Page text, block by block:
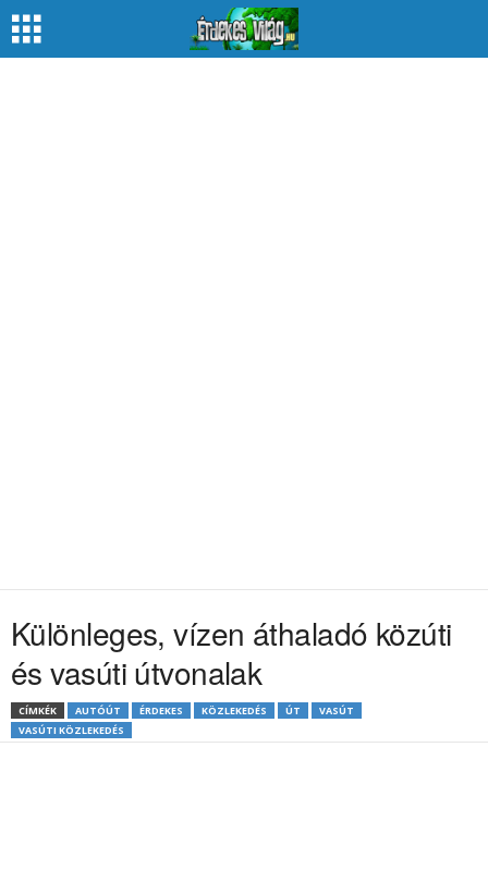
Különleges, vízen áthaladó közúti
és vasúti útvonalak
CÍMKÉK AUTÓÚT ÉRDEKES KÖZLEKEDÉS ÚT
VASÚT
VASÚTI KÖZLEKEDÉS